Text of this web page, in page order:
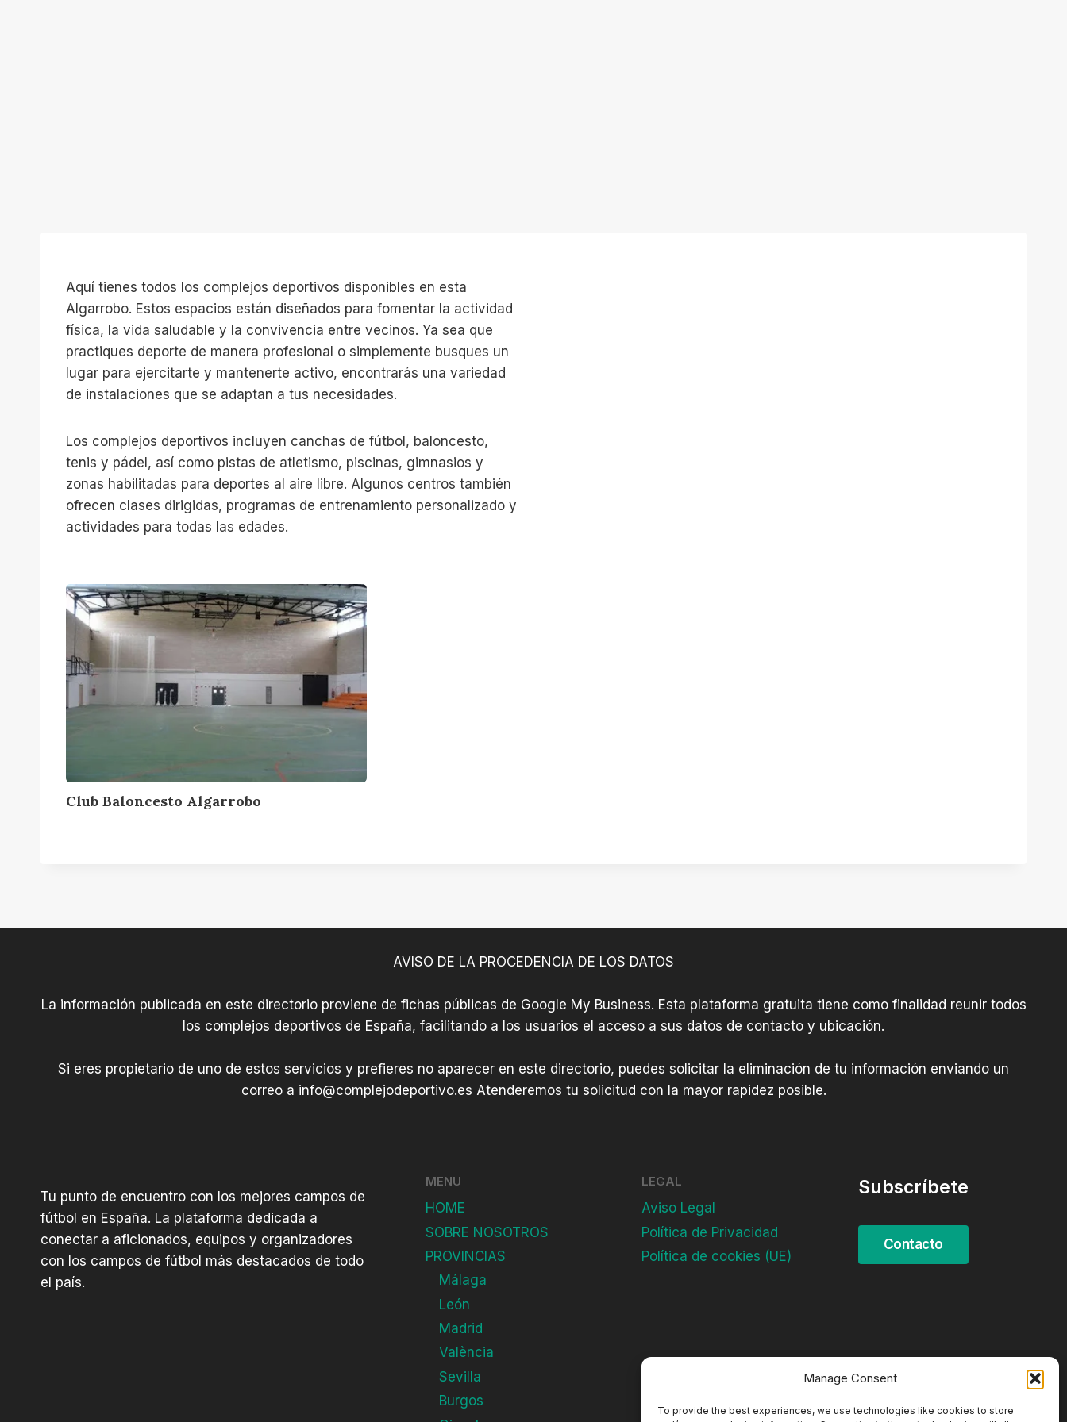
Manage Consent
To provide the best experiences, we use technologies like cookies to store
Aquí tienes todos los complejos deportivos disponibles en esta
Algarrobo. Estos espacios están diseñados para fomentar la actividad
física, la vida saludable y la convivencia entre vecinos. Ya sea que
practiques deporte de manera profesional o simplemente busques un
lugar para ejercitarte y mantenerte activo, encontrarás una variedad
de instalaciones que se adaptan a tus necesidades.
Los complejos deportivos incluyen canchas de fútbol, baloncesto,
tenis y pádel, así como pistas de atletismo, piscinas, gimnasios y
zonas habilitadas para deportes al aire libre. Algunos centros también
ofrecen clases dirigidas, programas de entrenamiento personalizado y
actividades para todas las edades.
C
l
b
B
c
e
r
o
Club Baloncesto Algarrobo
AVISO DE LA PROCEDENCIA DE LOS DATOS
La información publicada en este directorio proviene de fichas públicas de Google My Business. Esta plataforma gratuita tiene como finalidad reunir todos
los complejos deportivos de España, facilitando a los usuarios el acceso a sus datos de contacto y ubicación.
Si eres propietario de uno de estos servicios y prefieres no aparecer en este directorio, puedes solicitar la eliminación de tu información enviando un
correo a info@complejodeportivo.es Atenderemos tu solicitud con la mayor rapidez posible.
Tu punto de encuentro con los mejores campos de
fútbol en España. La plataforma dedicada a
conectar a aficionados, equipos y organizadores
con los campos de fútbol más destacados de todo
el país.
MENU
HOME
SOBRE NOSOTROS
PROVINCIAS
Málaga
León
Madrid
València
Sevilla
Burgos
LEGAL
Aviso Legal
Política de Privacidad
Política de cookies (UE)
Subscríbete